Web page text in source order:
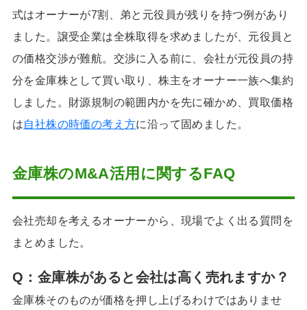
式はオーナーが7割、弟と元役員が残りを持つ例があり
ました。譲受企業は全株取得を求めましたが、元役員と
の価格交渉が難航。交渉に入る前に、会社が元役員の持
分を金庫株として買い取り、株主をオーナー一族へ集約
しました。財源規制の範囲内かを先に確かめ、買取価格
は自社株の時価の考え方に沿って固めました。
金庫株のM&A活用に関するFAQ
会社売却を考えるオーナーから、現場でよく出る質問を
まとめました。
Q： 金庫株があると会社は高く売れますか？
金庫株そのものが価格を押し上げるわけではありませ